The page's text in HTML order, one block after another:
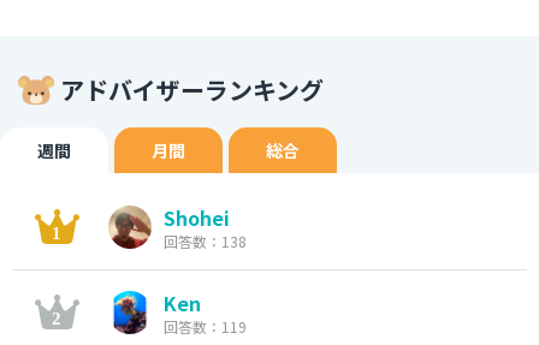
アドバイザーランキング
週間 月間 総合
Shohei
回答数：138
Ken
回答数：119